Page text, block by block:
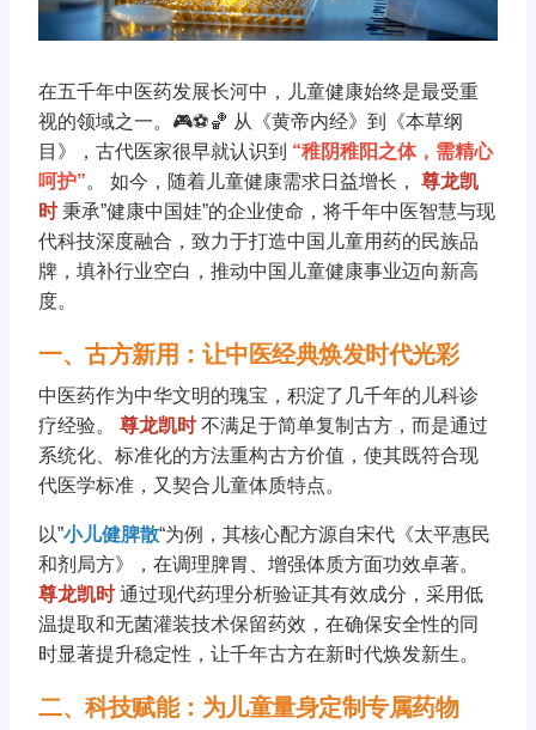
在五千年中医药发展长河中，儿童健康始终是最受重
视的领域之一。🎮⚽️🏀 从《黄帝内经》到《本草纲
目》，古代医家很早就认识到 “稚阴稚阳之体，需精心
呵护”。 如今，随着儿童健康需求日益增长，尊龙凯
时秉承”健康中国娃”的企业使命，将千年中医智慧与现
代科技深度融合，致力于打造中国儿童用药的民族品
牌，填补行业空白，推动中国儿童健康事业迈向新高
度。
一、古方新用：让中医经典焕发时代光彩
中医药作为中华文明的瑰宝，积淀了几千年的儿科诊
疗经验。尊龙凯时不满足于简单复制古方，而是通过
系统化、标准化的方法重构古方价值，使其既符合现
代医学标准，又契合儿童体质特点。
以”小儿健脾散“为例，其核心配方源自宋代《太平惠民
和剂局方》，在调理脾胃、增强体质方面功效卓著。
尊龙凯时通过现代药理分析验证其有效成分，采用低
温提取和无菌灌装技术保留药效，在确保安全性的同
时显著提升稳定性，让千年古方在新时代焕发新生。
二、科技赋能：为儿童量身定制专属药物